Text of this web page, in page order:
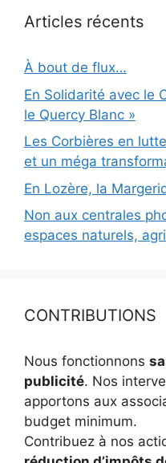
Articles récents
À bout de flux…
En Solidarité avec le
le Quercy Blanc »
Les Corbières en
et un méga
En Lozère, la
Non aux centrales
espaces naturels,
CONTRIBUTIONS
Nous fonctionnons
publicité. Nos
apportons aux
budget minimum.
Contribuez à nos